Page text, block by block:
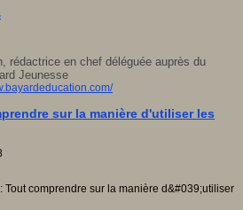
rédactrice en chef déléguée auprès du
Jeunesse
sur la manière d'utiliser les